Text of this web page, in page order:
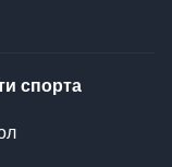
спорта